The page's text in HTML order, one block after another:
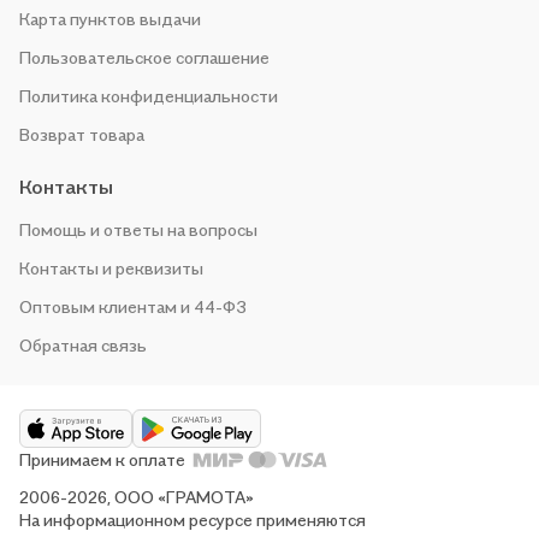
Карта пунктов выдачи
Пользовательское соглашение
Политика конфиденциальности
Возврат товара
Контакты
Помощь и ответы на вопросы
Контакты и реквизиты
Оптовым клиентам и 44-ФЗ
Обратная связь
2006-2026, ООО «ГРАМОТА»
На информационном ресурсе применяются
Принимаем к оплате